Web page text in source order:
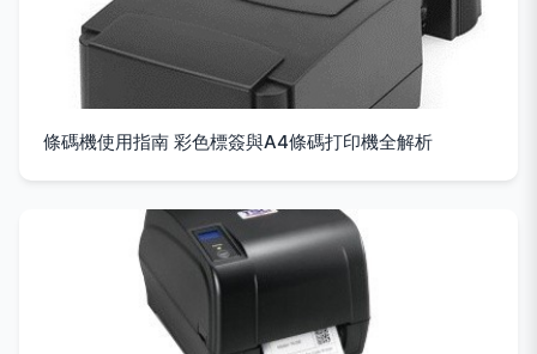
條碼機使用指南 彩色標簽與A4條碼打印機全解析